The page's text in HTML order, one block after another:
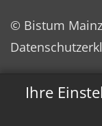
Ihre
© Bistum Mainz